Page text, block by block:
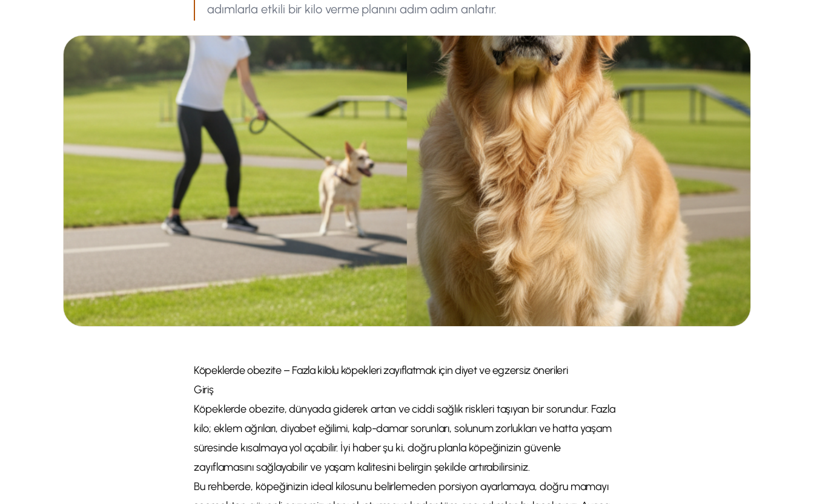
adımlarla etkili bir kilo verme planını adım adım anlatır.
Köpeklerde obezite – Fazla kilolu köpekleri zayıflatmak için diyet ve egzersiz önerileri
Giriş
Köpeklerde obezite, dünyada giderek artan ve ciddi sağlık riskleri taşıyan bir sorundur. Fazla
kilo; eklem ağrıları, diyabet eğilimi, kalp-damar sorunları, solunum zorlukları ve hatta yaşam
süresinde kısalmaya yol açabilir. İyi haber şu ki, doğru planla köpeğinizin güvenle
zayıflamasını sağlayabilir ve yaşam kalitesini belirgin şekilde artırabilirsiniz.
Bu rehberde, köpeğinizin ideal kilosunu belirlemeden porsiyon ayarlamaya, doğru mamayı